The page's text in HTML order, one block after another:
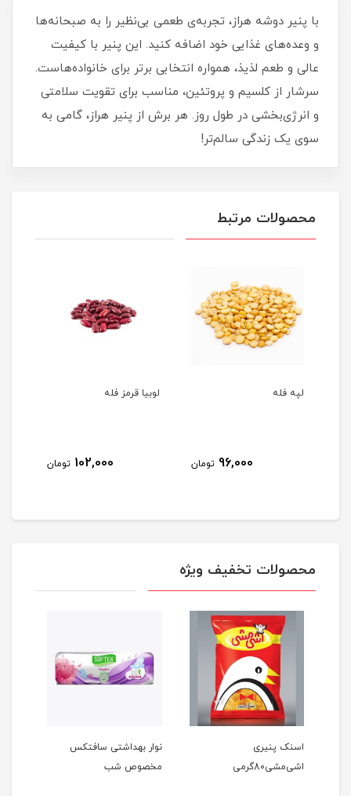
با پنیر دوشه هراز، تجربه‌ی طعمی بی‌نظیر را به صبحانه‌ها
و وعده‌های غذایی خود اضافه کنید. این پنیر با کیفیت
عالی و طعم لذیذ، همواره انتخابی برتر برای خانواده‌هاست.
سرشار از کلسیم و پروتئین، مناسب برای تقویت سلامتی
و انرژی‌بخشی در طول روز. هر برش از پنیر هراز، گامی به
سوی یک زندگی سالم‌تر!
محصولات مرتبط
لپه فله
96,000 تومان
لوبیا قرمز فله
102,000 تومان
محصولات تخفیف ویژه
اسنک پنیری
اشی‌مشی80گرمی
نوار بهداشتی سافتکس
مخصوص شب